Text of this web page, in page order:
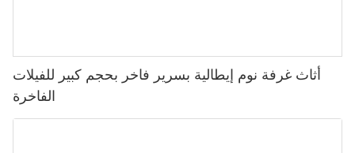
أثاث غرفة نوم إيطالية بسرير فاخر بحجم كبير للفيلات
الفاخرة